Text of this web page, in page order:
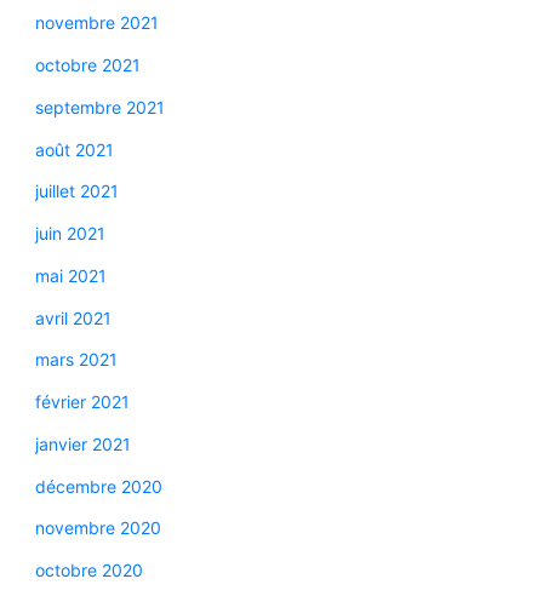
novembre 2021
octobre 2021
septembre 2021
août 2021
juillet 2021
juin 2021
mai 2021
avril 2021
mars 2021
février 2021
janvier 2021
décembre 2020
novembre 2020
octobre 2020